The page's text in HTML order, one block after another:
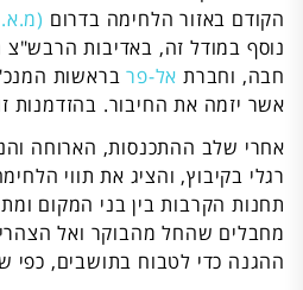
הקודם באזור הלחימה בדרום
נוסף במודל זה, באדיבות
חבה, וחברת אל-פרבראשות
אשר יזמה את החיבור. בהזדמנות
אחרי שלב ההתכנסות, הארוחה
רגלי בקיבוץ, והציג את תווי
מחבלים שהחל מהבוקר ואל
ההגנה כדי לטבוח בתושבים, כפי